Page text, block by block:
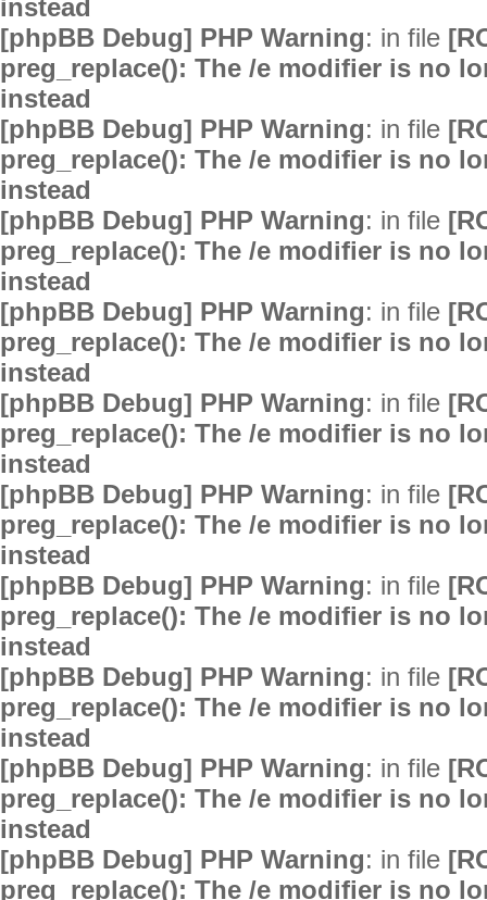
instead
[phpBB Debug] PHP Warning: in file
preg_replace(): The /e modifier is no
instead
[phpBB Debug] PHP Warning: in file
preg_replace(): The /e modifier is no
instead
[phpBB Debug] PHP Warning: in file
preg_replace(): The /e modifier is no
instead
[phpBB Debug] PHP Warning: in file
preg_replace(): The /e modifier is no
instead
[phpBB Debug] PHP Warning: in file
preg_replace(): The /e modifier is no
instead
[phpBB Debug] PHP Warning: in file
preg_replace(): The /e modifier is no
instead
[phpBB Debug] PHP Warning: in file
preg_replace(): The /e modifier is no
instead
[phpBB Debug] PHP Warning: in file
preg_replace(): The /e modifier is no
instead
[phpBB Debug] PHP Warning: in file
preg_replace(): The /e modifier is no
instead
[phpBB Debug] PHP Warning: in file
preg_replace(): The /e modifier is no